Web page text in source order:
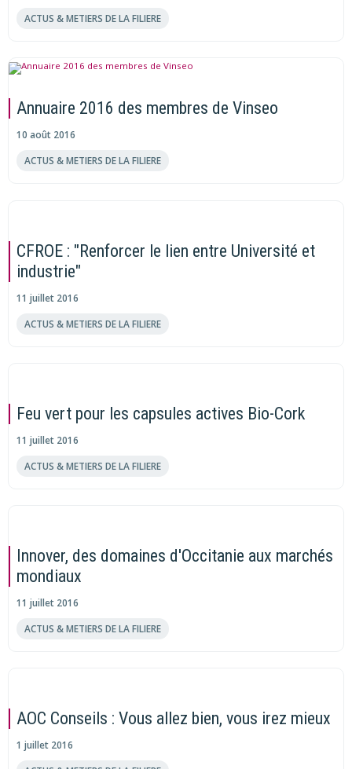
ACTUS & METIERS DE LA FILIERE
Annuaire 2016 des membres de Vinseo
10 août 2016
ACTUS & METIERS DE LA FILIERE
CFROE : "Renforcer le lien entre Université et
industrie"
11 juillet 2016
ACTUS & METIERS DE LA FILIERE
Feu vert pour les capsules actives Bio-Cork
11 juillet 2016
ACTUS & METIERS DE LA FILIERE
Innover, des domaines d'Occitanie aux marchés
mondiaux
11 juillet 2016
ACTUS & METIERS DE LA FILIERE
AOC Conseils : Vous allez bien, vous irez mieux
1 juillet 2016